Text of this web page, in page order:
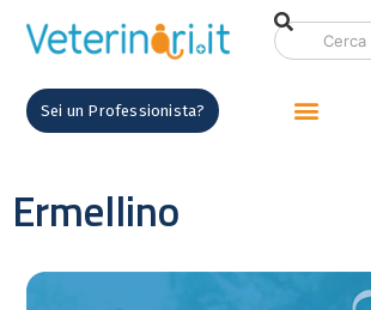
Sei un Professionista?
Ermellino